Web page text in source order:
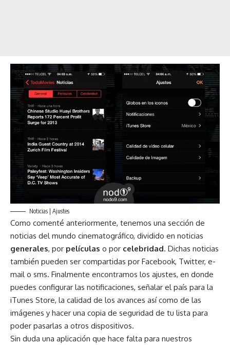
Noticias | Ajustes
Como comenté anteriormente, tenemos una sección de
noticias del mundo cinematográfico, dividido en noticias
generales, por películas o por celebridad. Dichas noticias
también pueden ser compartidas por Facebook, Twitter, e-
mail o sms. Finalmente encontramos los ajustes, en donde
puedes configurar las notificaciones, señalar el país para la
iTunes Store, la calidad de los avances así como de las
imágenes y hacer una copia de seguridad de tu lista para
poder pasarlas a otros dispositivos.
Sin duda una aplicación que hace falta para nuestros